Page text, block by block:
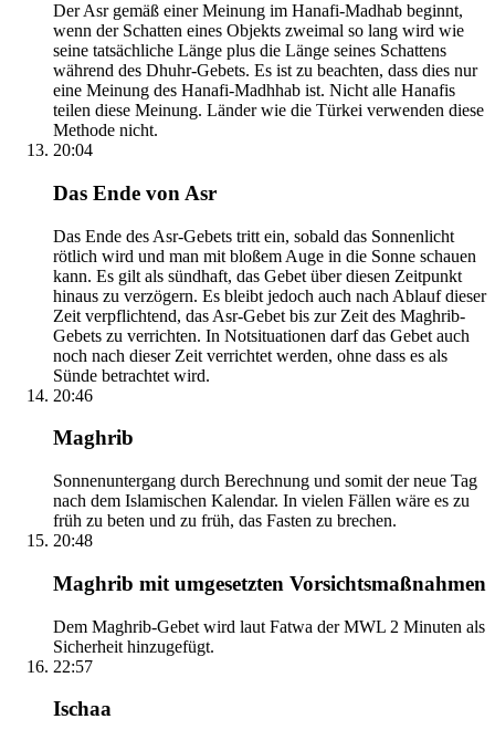
Der Asr gemäß einer Meinung im Hanafi-Madhab beginnt,
wenn der Schatten eines Objekts zweimal so lang wird wie
seine tatsächliche Länge plus die Länge seines Schattens
während des Dhuhr-Gebets. Es ist zu beachten, dass dies nur
eine Meinung des Hanafi-Madhhab ist. Nicht alle Hanafis
teilen diese Meinung. Länder wie die Türkei verwenden diese
Methode nicht.
20:04
Das Ende von Asr
Das Ende des Asr-Gebets tritt ein, sobald das Sonnenlicht
rötlich wird und man mit bloßem Auge in die Sonne schauen
kann. Es gilt als sündhaft, das Gebet über diesen Zeitpunkt
hinaus zu verzögern. Es bleibt jedoch auch nach Ablauf dieser
Zeit verpflichtend, das Asr-Gebet bis zur Zeit des Maghrib-
Gebets zu verrichten. In Notsituationen darf das Gebet auch
noch nach dieser Zeit verrichtet werden, ohne dass es als
Sünde betrachtet wird.
20:46
Maghrib
Sonnenuntergang durch Berechnung und somit der neue Tag
nach dem Islamischen Kalendar. In vielen Fällen wäre es zu
früh zu beten und zu früh, das Fasten zu brechen.
20:48
Maghrib mit umgesetzten Vorsichtsmaßnahmen
Dem Maghrib-Gebet wird laut Fatwa der MWL 2 Minuten als
Sicherheit hinzugefügt.
22:57
Ischaa